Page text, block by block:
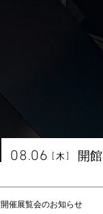
08.06 [木 ] 開館
催展覧会のお知らせ